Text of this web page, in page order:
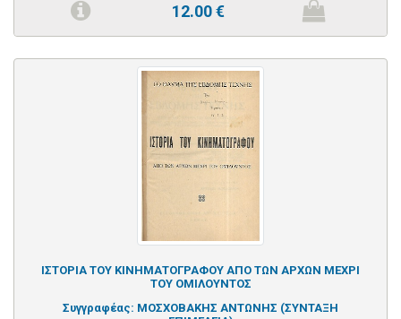
12.00€
ΙΣΤΟΡΙΑ ΤΟΥ ΚΙΝΗΜΑΤΟΓΡΑΦΟΥ ΑΠΟ ΤΩΝ ΑΡΧΩΝ ΜΕΧΡΙ
ΤΟΥ ΟΜΙΛΟΥΝΤΟΣ
Συγγραφέας: ΜΟΣΧΟΒΑΚΗΣ ΑΝΤΩΝΗΣ (ΣΥΝΤΑΞΗ